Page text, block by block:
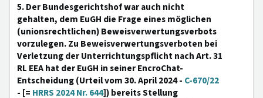
5. Der Bundesgerichtshof war auch nicht
gehalten, dem EuGH die Frage eines möglichen
(unionsrechtlichen) Beweisverwertungsverbots
vorzulegen. Zu Beweisverwertungsverboten bei
Verletzung der Unterrichtungspflicht nach Art. 31
RL EEA hat der EuGH in seiner EncroChat-
Entscheidung (Urteil vom 30. April 2024 - C-670/22
- [= HRRS 2024 Nr. 644]) bereits Stellung